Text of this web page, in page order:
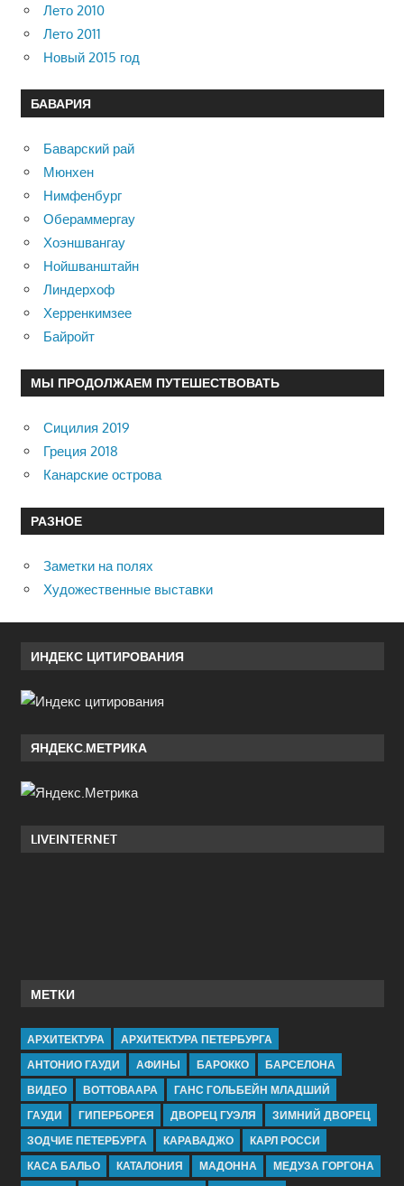
Лето 2010
Лето 2011
Новый 2015 год
БАВАРИЯ
Баварский рай
Мюнхен
Нимфенбург
Обераммергау
Хоэншвангау
Нойшванштайн
Линдерхоф
Херренкимзее
Байройт
МЫ ПРОДОЛЖАЕМ ПУТЕШЕСТВОВАТЬ
Сицилия 2019
Греция 2018
Канарские острова
РАЗНОЕ
Заметки на полях
Художественные выставки
ИНДЕКС ЦИТИРОВАНИЯ
ЯНДЕКС.МЕТРИКА
LIVEINTERNET
МЕТКИ
АРХИТЕКТУРА
АРХИТЕКТУРА ПЕТЕРБУРГА
АНТОНИО ГАУДИ
АФИНЫ БАРОККО
БАРСЕЛОНА
ВИДЕО
ВОТТОВААРА
ГАНС ГОЛЬБЕЙН МЛАДШИЙ
ГАУДИ
ГИПЕРБОРЕЯ ДВОРЕЦ ГУЭЛЯ
ЗИМНИЙ ДВОРЕЦ
ЗОДЧИЕ ПЕТЕРБУРГА
КАРАВАДЖО
КАРЛ РОССИ
КАСА БАЛЬО
КАТАЛОНИЯ МАДОННА
МЕДУЗА ГОРГОНА